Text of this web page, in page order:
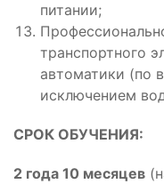
питании;
транспортного
автоматики (по
исключением
СРОК ОБУЧЕНИЯ:
2 года 10 месяцев